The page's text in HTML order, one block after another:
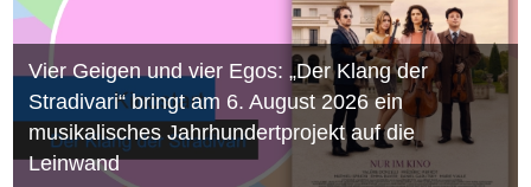
Vier Geigen und vier Egos: „Der Klang der
Stradivari“ bringt am 6. August 2026 ein
musikalisches Jahrhundertprojekt auf die
Leinwand